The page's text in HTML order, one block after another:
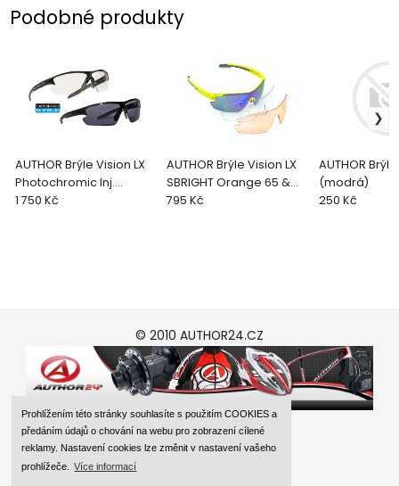
Prohlížením této stránky souhlasíte s použitím COOKIES a
předáním údajů o chování na webu pro zobrazení cílené
reklamy. Nastavení cookies lze změnit v nastavení vašeho
prohlížeče.
Více informací
Podobné produkty
AUTHOR Brýle Vision LX
Photochromic Inj.
(šedá-matná)
1 750 Kč
AUTHOR Brýle Vision LX
SBRIGHT Orange 65 &
BluRevo 13 (žlut
795 Kč
AUTHOR
(modrá)
250 Kč
© 2010 AUTHOR24.CZ